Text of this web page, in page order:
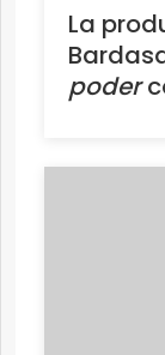
La
poder